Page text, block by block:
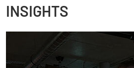
INSIGHTS